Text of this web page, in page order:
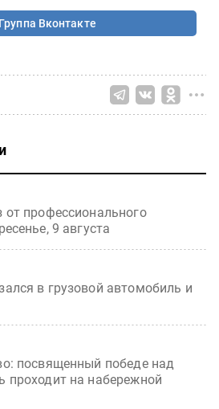
Группа Вконтакте
от профессионального
9 августа
в грузовой автомобиль и
посвященный победе над
проходит на набережной